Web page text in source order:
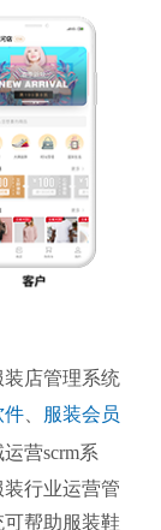
店管理系统
件
服装会员
营scrm系
行业运营管
帮助服装鞋